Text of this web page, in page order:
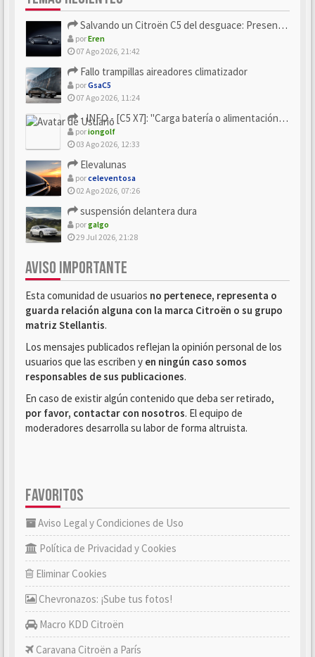
Salvando un Citroën C5 del desguace: Presentación y seguimiento
porEren
07 Ago 2026, 21:42
Fallo trampillas aireadores climatizador
porGsaC5
07 Ago 2026, 11:24
- INFO - [C5 X7]: "Carga batería o alimentación eléctri...
poriongolf
03 Ago 2026, 12:33
Elevalunas
porceleventosa
02 Ago 2026, 07:26
suspensión delantera dura
porgalgo
29 Jul 2026, 21:28
AVISO IMPORTANTE
Esta comunidad de usuarios no pertenece, representa o
guarda relación alguna con la marca Citroën o su grupo
matriz Stellantis.
Los mensajes publicados reflejan la opinión personal de los
usuarios que las escriben y en ningún caso somos
responsables de sus publicaciones.
En caso de existir algún contenido que deba ser retirado,
por favor, contactar con nosotros. El equipo de
moderadores desarrolla su labor de forma altruista.
FAVORITOS
Aviso Legal y Condiciones de Uso
Política de Privacidad y Cookies
Eliminar Cookies
Chevronazos: ¡Sube tus fotos!
Macro KDD Citroën
Caravana Citroën a París